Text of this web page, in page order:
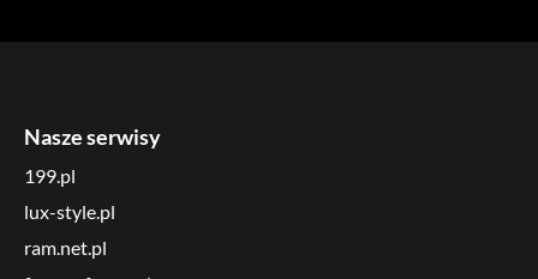
Nasze serwisy
199.pl
lux-style.pl
ram.net.pl